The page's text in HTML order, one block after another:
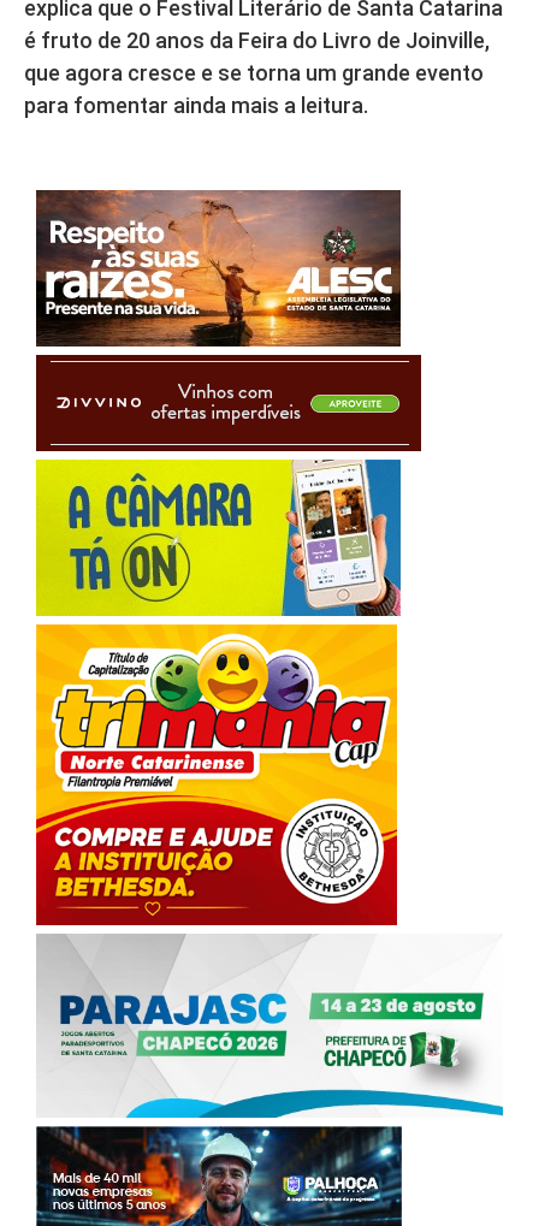
explica que o Festival Literário de Santa Catarina
é fruto de 20 anos da Feira do Livro de Joinville,
que agora cresce e se torna um grande evento
para fomentar ainda mais a leitura.